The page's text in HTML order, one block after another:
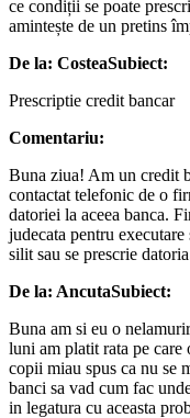
ce condiții se poate
amintește de un pretins
De la: CosteaSubiect:
Prescriptie credit bancar
Comentariu:
Buna ziua! Am un credit
contactat telefonic de o
datoriei la aceea banca.
judecata pentru
silit sau se prescrie
De la: AncutaSubiect:
Buna am si eu o
luni am platit rata pe care
copii miau spus ca nu se
banci sa vad cum fac
in legatura cu aceasta